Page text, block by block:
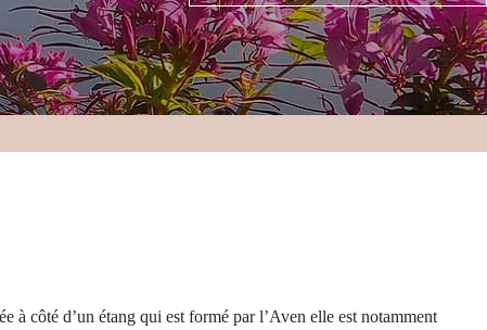
à côté d’un étang qui est formé par l’Aven elle est notamment